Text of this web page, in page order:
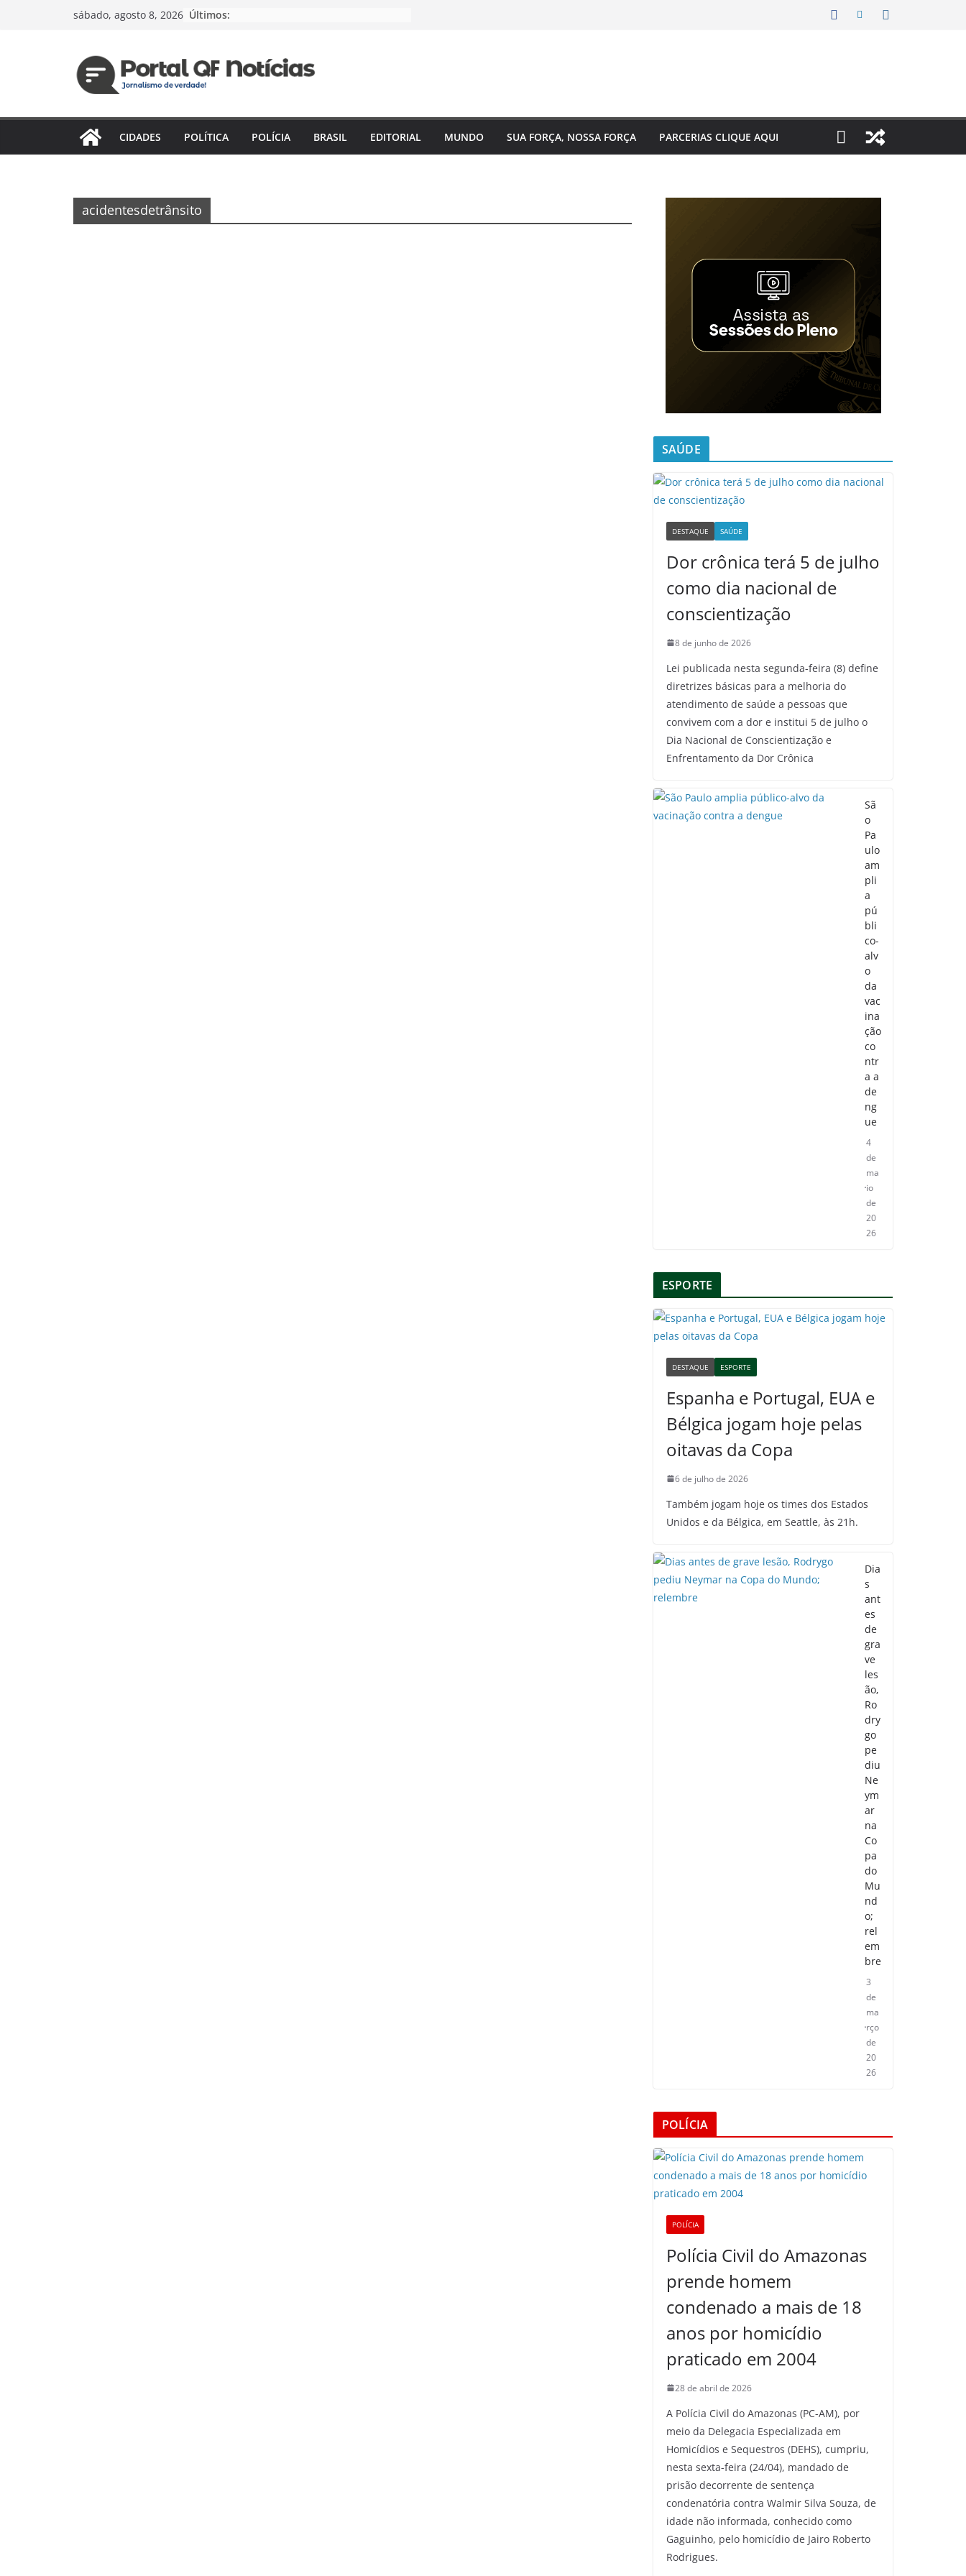
sábado, agosto 8, 2026 Últimos:
CIDADES POLÍTICA POLÍCIA BRASIL EDITORIAL MUNDO SUA FORÇA, NOSSA FORÇA PARCERIAS CLIQUE AQUI
acidentesdetrânsito
SAÚDE
DESTAQUE SAÚDE
Dor crônica terá 5 de julho
como dia nacional de
conscientização
8 de junho de 2026
Lei publicada nesta segunda-feira (8) define
diretrizes básicas para a melhoria do
atendimento de saúde a pessoas que
convivem com a dor e institui 5 de julho o
Dia Nacional de Conscientização e
Enfrentamento da Dor Crônica
Sã
o
Pa
ulo
am
pli
a
pú
bli
co-
alv
o
da
vac
ina
ção
co
ntr
a a
de
ng
ue
4
de
ma
io
de
20
26
ESPORTE
DESTAQUE ESPORTE
Espanha e Portugal, EUA e
Bélgica jogam hoje pelas
oitavas da Copa
6 de julho de 2026
Também jogam hoje os times dos Estados
Unidos e da Bélgica, em Seattle, às 21h.
Dia
s
ant
es
de
gra
ve
les
ão,
Ro
dry
go
pe
diu
Ne
ym
ar
na
Co
pa
do
Mu
nd
o;
rel
em
bre
3
de
ma
rço
de
20
26
POLÍCIA
POLÍCIA
Polícia Civil do Amazonas
prende homem
condenado a mais de 18
anos por homicídio
praticado em 2004
28 de abril de 2026
A Polícia Civil do Amazonas (PC-AM), por
meio da Delegacia Especializada em
Homicídios e Sequestros (DEHS), cumpriu,
nesta sexta-feira (24/04), mandado de
prisão decorrente de sentença
condenatória contra Walmir Silva Souza, de
idade não informada, conhecido como
Gaguinho, pelo homicídio de Jairo Roberto
Rodrigues.